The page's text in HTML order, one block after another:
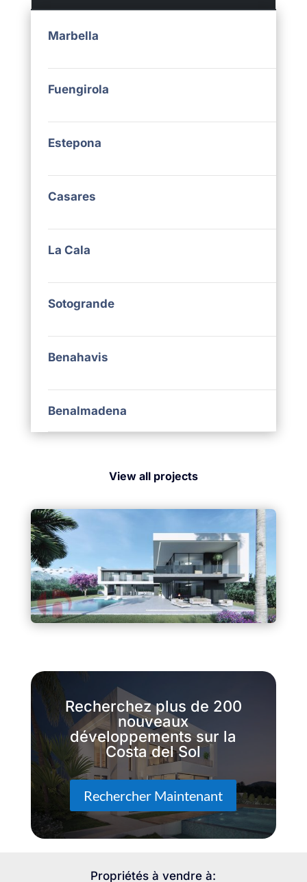
Marbella
Fuengirola
Estepona
Casares
La Cala
Sotogrande
Benahavis
Benalmadena
View all projects
Recherchez plus de 200
nouveaux
développements sur la
Costa del Sol
Rechercher Maintenant
Propriétés à vendre à: